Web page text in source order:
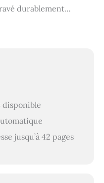
durablement…
disponible
jusqu’à 42 pages